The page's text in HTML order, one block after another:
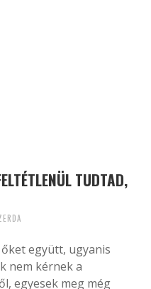
TUDTAD,
együtt, ugyanis
nem kérnek a
egyesek meg még